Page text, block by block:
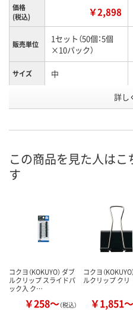
価格
(税込)
￥2,898
販売単位
1セット（50個：5個
×10パック）
サイズ 中
お届け日
ついてご連絡いたし
カゴへ
詳し
この商品を見た人は
す
コクヨ（KOKUYO） ダブ
ルクリップ スライドパ
ック入 ク…
￥258～（税込）
コクヨ（KOKUYO
ルクリップ クリ
￥1,851～